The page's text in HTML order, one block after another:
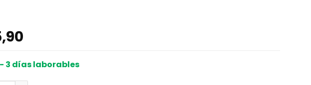
3 días laborables